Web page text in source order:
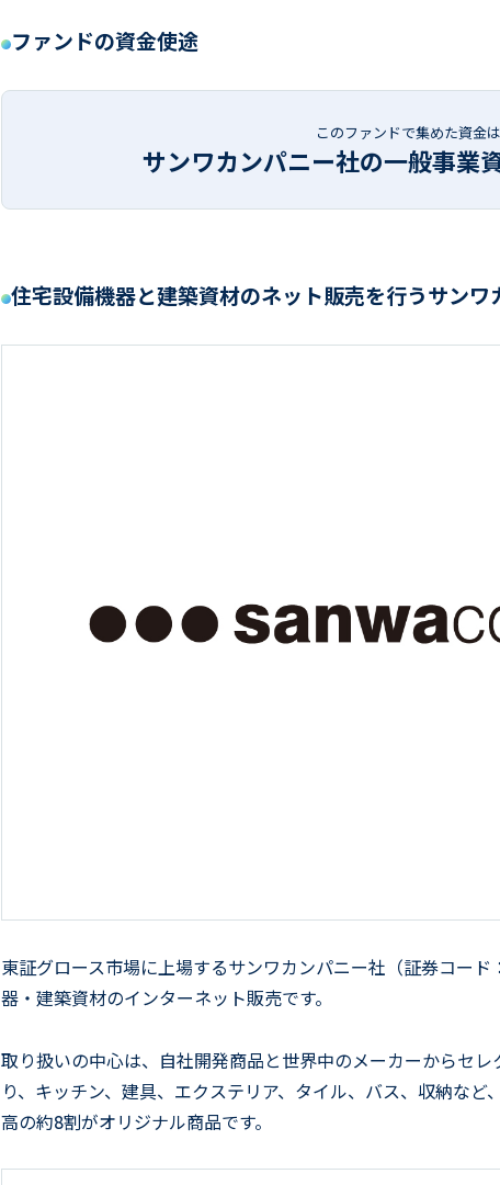
ファンドの資金使途
このファンドで集めた資金は
サンワカンパニー社の一般事業
住宅設備機器と建築資材のネット販売を行うサンワ
東証グロース市場に上場するサンワカンパニー社（証券コー
器・建築資材のインターネット販売です。
取り扱いの中心は、自社開発商品と世界中のメーカーからセ
り、キッチン、建具、エクステリア、タイル、バス、収納な
高の約8割がオリジナル商品です。